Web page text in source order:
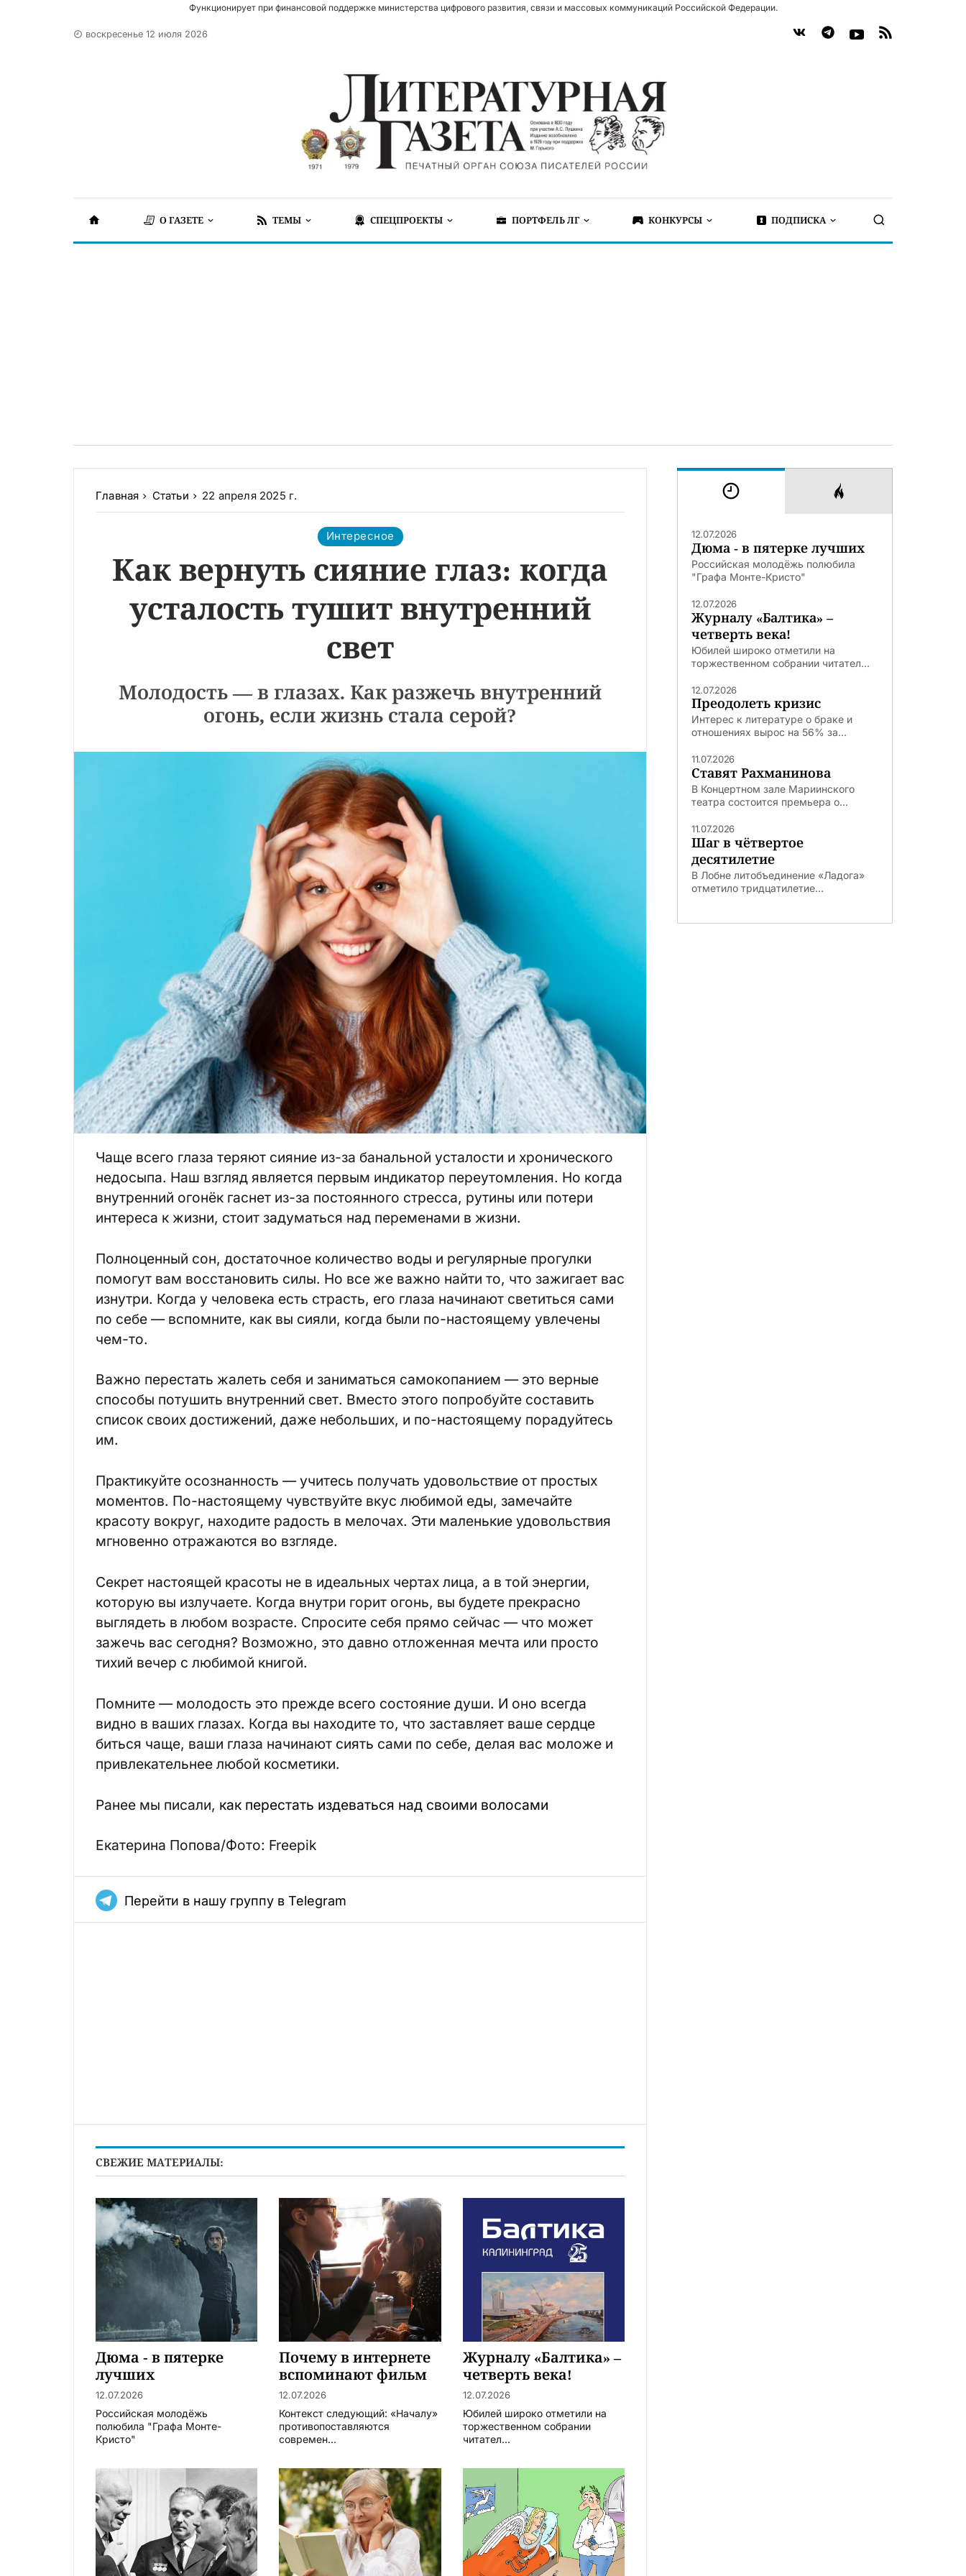
Функционирует при финансовой поддержке министерства цифрового развития, связи и массовых коммуникаций Российской Федерации.
воскресенье 12 июля 2026
О ГАЗЕТЕ ТЕМЫ СПЕЦПРОЕКТЫ ПОРТФЕЛЬ ЛГ КОНКУРСЫ ПОДПИСКА
Главная Статьи 22 апреля 2025 г.
Интересное
Как вернуть сияние глаз: когда
усталость тушит внутренний
свет
Молодость — в глазах. Как разжечь внутренний
огонь, если жизнь стала серой?
Чаще всего глаза теряют сияние из-за банальной усталости и хронического
недосыпа. Наш взгляд является первым индикатор переутомления. Но когда
внутренний огонёк гаснет из-за постоянного стресса, рутины или потери
интереса к жизни, стоит задуматься над переменами в жизни.
Полноценный сон, достаточное количество воды и регулярные прогулки
помогут вам восстановить силы. Но все же важно найти то, что зажигает вас
изнутри. Когда у человека есть страсть, его глаза начинают светиться сами
по себе — вспомните, как вы сияли, когда были по-настоящему увлечены
чем-то.
Важно перестать жалеть себя и заниматься самокопанием — это верные
способы потушить внутренний свет. Вместо этого попробуйте составить
список своих достижений, даже небольших, и по-настоящему порадуйтесь
им.
Практикуйте осознанность — учитесь получать удовольствие от простых
моментов. По-настоящему чувствуйте вкус любимой еды, замечайте
красоту вокруг, находите радость в мелочах. Эти маленькие удовольствия
мгновенно отражаются во взгляде.
Секрет настоящей красоты не в идеальных чертах лица, а в той энергии,
которую вы излучаете. Когда внутри горит огонь, вы будете прекрасно
выглядеть в любом возрасте. Спросите себя прямо сейчас — что может
зажечь вас сегодня? Возможно, это давно отложенная мечта или просто
тихий вечер с любимой книгой.
Помните — молодость это прежде всего состояние души. И оно всегда
видно в ваших глазах. Когда вы находите то, что заставляет ваше сердце
биться чаще, ваши глаза начинают сиять сами по себе, делая вас моложе и
привлекательнее любой косметики.
Ранее мы писали, как перестать издеваться над своими волосами
Екатерина Попова/Фото: Freepik
Перейти в нашу группу в Telegram
СВЕЖИЕ МАТЕРИАЛЫ:
Дюма - в пятерке
лучших
12.07.2026
Российская молодёжь
полюбила "Графа Монте-
Кристо"
Почему в интернете
вспоминают фильм
«Я – начало» (2014
года) режиссёра
Майка Кэхилла
12.07.2026
Контекст следующий: «Началу»
противопоставляются
современ...
Журналу «Балтика» –
четверть века!
12.07.2026
Юбилей широко отметили на
торжественном собрании
читател...
12.07.2026
Дюма - в пятерке лучших
Российская молодёжь полюбила
"Графа Монте-Кристо"
12.07.2026
Журналу «Балтика» –
четверть века!
Юбилей широко отметили на
торжественном собрании читател...
12.07.2026
Преодолеть кризис
Интерес к литературе о браке и
отношениях вырос на 56% за...
11.07.2026
Ставят Рахманинова
В Концертном зале Мариинского
театра состоится премьера о...
11.07.2026
Шаг в чётвертое
десятилетие
В Лобне литобъединение «Ладога»
отметило тридцатилетие...